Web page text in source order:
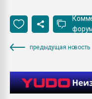
предыдущая новость